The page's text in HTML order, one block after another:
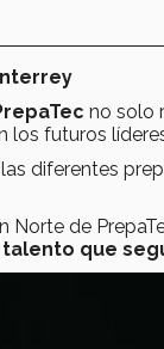
no solo
los futuros
diferentes
Norte de
que